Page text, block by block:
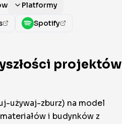
Platformy
Spotify
projektów
używaj-zburz) na model
i budynków z